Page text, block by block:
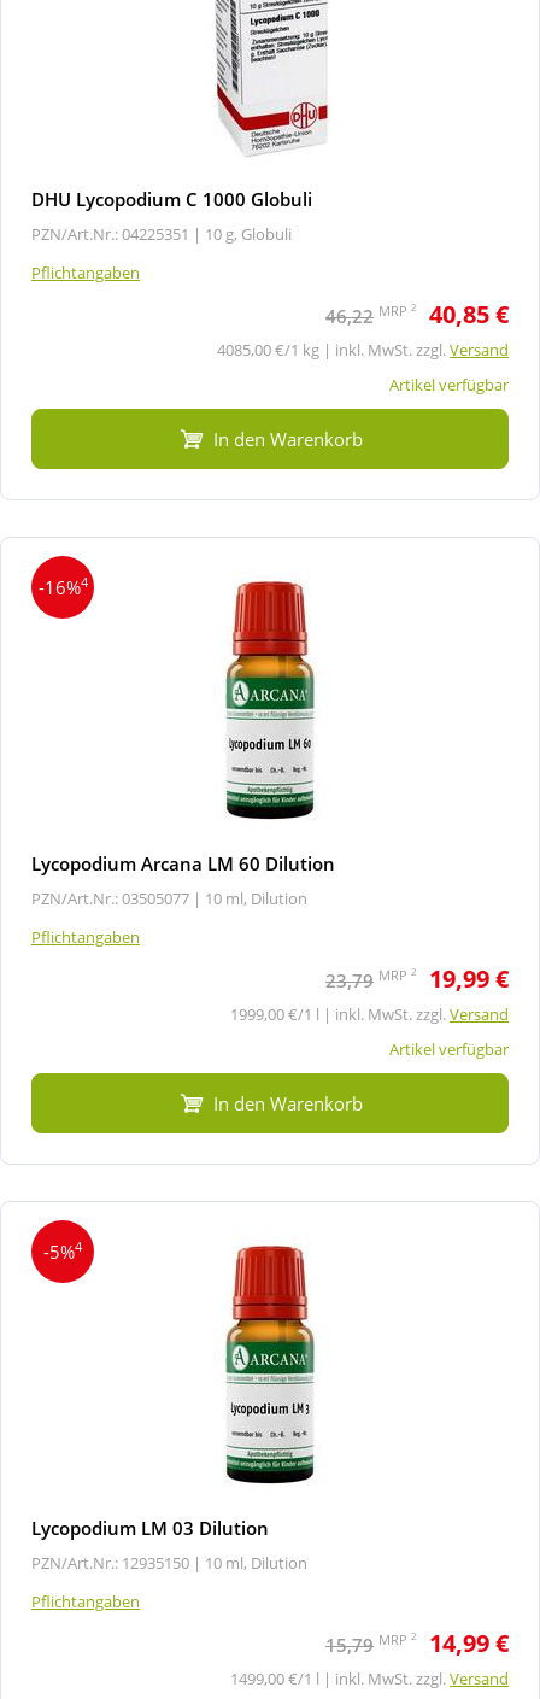
DHU Lycopodium C 1000 Globuli
PZN/Art.Nr.: 04225351 | 10 g, Globuli
Pflichtangaben
46,22 MRP 2 40,85 €
4085,00 €/1 kg | inkl. MwSt. zzgl.Versand
Artikel verfügbar
In den Warenkorb
-16%4
Lycopodium Arcana LM 60 Dilution
PZN/Art.Nr.: 03505077 | 10 ml, Dilution
Pflichtangaben
23,79 MRP 2 19,99 €
1999,00 €/1 l | inkl. MwSt. zzgl.Versand
Artikel verfügbar
In den Warenkorb
-5%4
Lycopodium LM 03 Dilution
PZN/Art.Nr.: 12935150 | 10 ml, Dilution
Pflichtangaben
15,79 MRP 2 14,99 €
1499,00 €/1 l | inkl. MwSt. zzgl.Versand